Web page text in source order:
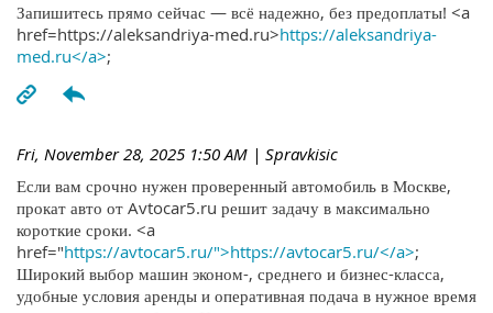
Запишитесь прямо сейчас — всё надежно, без предоплаты! <a
href=https://aleksandriya-med.ru>https://aleksandriya-
med.ru</a>;
Fri, November 28, 2025 1:50 AM | Spravkisic
Если вам срочно нужен проверенный автомобиль в Москве,
прокат авто от Avtocar5.ru решит задачу в максимально
короткие сроки. <a
href="https://avtocar5.ru/">https://avtocar5.ru/</a>;
Широкий выбор машин эконом-, среднего и бизнес-класса,
удобные условия аренды и оперативная подача в нужное время